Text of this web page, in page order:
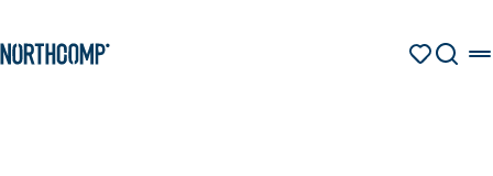
Zur Navigation springen
SUCHE